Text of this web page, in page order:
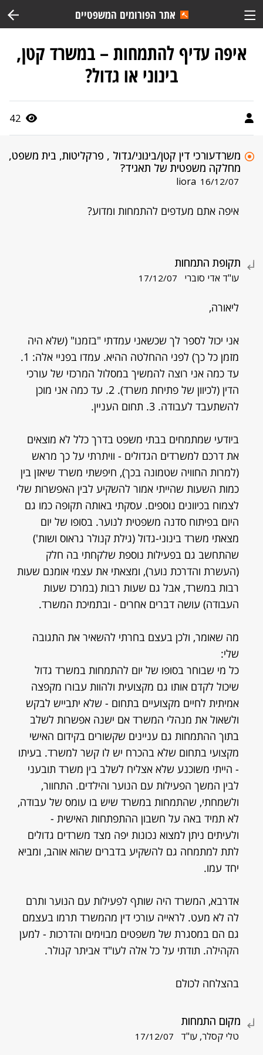
אתר הפורומים המשפטיים
איפה עדיף להתמחות – במשרד קטן,
בינוני או גדול?
42
משרדעורכי דין קטן/בינוני/גדול , פרקליטות, בית משפט,
מחלקה משפטית של תאגיד?
liora 16/12/07
איפה אתם מעדפים להתמחות ומדוע?
תקופת התמחות
עו"ד אדי סוברי 17/12/07
ליאורה,
אני יכול לספר לך שכשאני עמדתי "בזמנו" (שלא היה
מזמן כל כך) לפני ההחלטה ההיא. עמדו בפניי אלה: 1.
עד כמה אני רוצה להמשיך במסלול המרכזי של עורכי
הדין (לכיוון של פתיחת משרד). 2. עד כמה אני מוכן
להשתעבד לעבודה. 3. תחום העניין.
ביודעי שמתמחים בבתי משפט בדרך כלל לא מוצאים
את דרכם למשרדים הגדולים - וויתרתי על כך מראש
(למרות החוויה שטמונה בכך), חיפשתי משרד שיאזן בין
כמות השעות שהייתי אמור להשקיע לבין האפשרות שלי
לצמוח בכיוונים נוספים. עסקתי באותה תקופה כמו גם
היום בפיתוח סדנה משפטית לנוער. בסופו של יום
מצאתי משרד בינוני-גדול (גילת קנולר גראוס ושות')
שהתחשב גם בפעילות נוספת שלקחתי בה חלק
(העשרת והדרכת נוער), ומצאתי את עצמי אומנם שעות
רבות במשרד, אבל גם שעות רבות (במרכז שעות
העבודה) עושה דברים אחרים - ובתמיכת המשרד.
מה שאומר, ולכן בעצם בחרתי להשאיר את התגובה
שלי:
כל מי שבוחר בסופו של יום להתמחות במשרד גדול
שיכול לקדם אותו גם מקצועית ולהוות עבורו מקפצה
אמיתית לחיים מקצועיים בתחום - שלא יתבייש לבקש
ולשאול את מנהלי המשרד אם ישנה אפשרות לשלב
בתוך ההתמחות גם עניינים שקשורים בקידום האישי
מקצועי בתחום שלא בהכרח יש לו קשר למשרד. בעיתו
- הייתי משוכנע שלא אצליח לשלב בין משרד תובעני
לבין המשך הפעילות עם הנוער והילדים. התחוור,
ולשמחתי, שהתמחות במשרד שיש בו עומס של עבודה,
לא תמיד באה על חשבון ההתפתחות האישית -
ולעיתים ניתן למצוא נכונות יפה מצד משרדים גדולים
לתת למתמחה גם להשקיע בדברים שהוא אוהב, ומביא
יחד עמו.
אדרבא, המשרד היה שותף לפעילות עם הנוער ותרם
לה לא מעט. לראייה עורכי דין מהמשרד תרמו בעצמם
גם הם במסגרת של משפטים מבוימים והדרכות - למען
הקהילה. תודתי על כל אלה לעו"ד אביתר קנולר.
בהצלחה לכולם
מקום התמחות
טלי קסלר, עו"ד 17/12/07